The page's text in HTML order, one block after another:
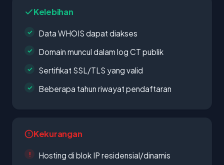
Kelebihan
Data WHOIS dapat diakses
Domain muncul dalam log CT publik
Sertifikat SSL/TLS yang valid
Beberapa tahun riwayat pendaftaran
Kekurangan
Hosting di blok IP residensial/dinamis